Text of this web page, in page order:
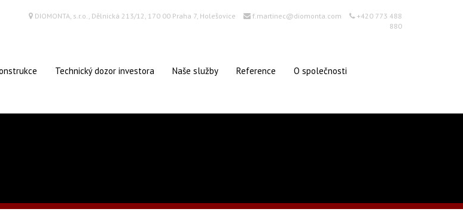
DIOMONTA, s.r.o., Dělnická 213/12, 170 00 Praha 7, Holešovice f.martinec@diomonta.com
+420 773 488
880
Technický dozor investora Naše služby Reference O společnosti